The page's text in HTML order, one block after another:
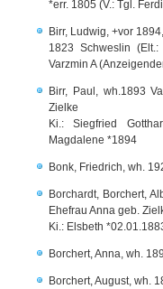
*err. 1805 (V.: Tgl.
Birr, Ludwig, +vor
1823 Schweslin
Varzmin A
Birr, Paul, wh.1893
Zielke
Ki.: Siegfried
Magdalene *1894
Bonk, Friedrich, wh.
Borchardt, Borchert,
Ehefrau Anna geb.
Ki.: Elsbeth
Borchert, Anna, wh.
Borchert, August, wh.